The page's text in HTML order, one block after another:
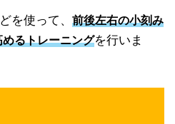
を使って、 前後左右の小刻み
るトレーニングを行いま